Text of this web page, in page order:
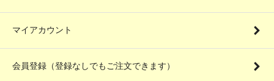
マイアカウント
会員登録（登録なしでもご注文できます）